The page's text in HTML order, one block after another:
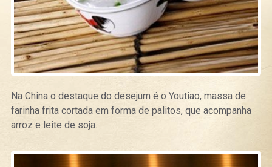
Na China o destaque do desejum é o Youtiao, massa de
farinha frita cortada em forma de palitos, que acompanha
arroz e leite de soja.